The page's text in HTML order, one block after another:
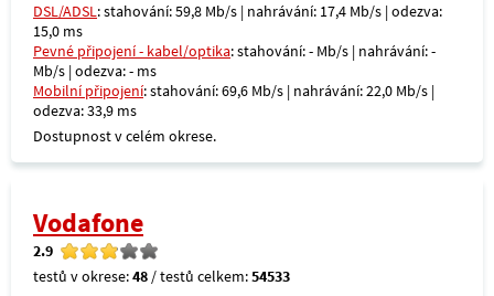
DSL/ADSL: stahování: 59,8 Mb/s | nahrávání: 17,4 Mb/s | odezva:
15,0 ms
Pevné připojení - kabel/optika: stahování: - Mb/s | nahrávání: -
Mb/s | odezva: - ms
Mobilní připojení: stahování: 69,6 Mb/s | nahrávání: 22,0 Mb/s |
odezva: 33,9 ms
Dostupnost v celém okrese.
Vodafone
2.9
testů v okrese:48 / testů celkem:54533